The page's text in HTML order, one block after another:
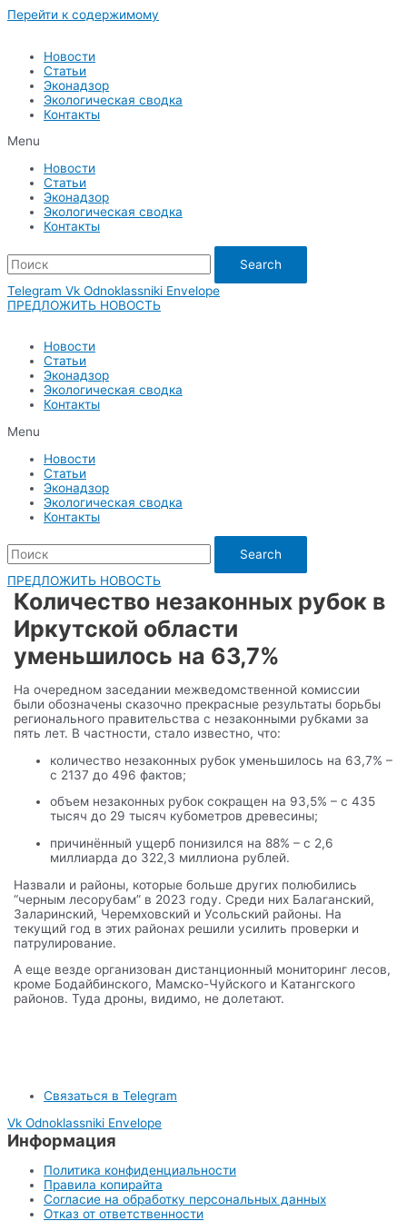
Перейти к содержимому
Новости
Статьи
Эконадзор
Экологическая сводка
Контакты
Menu
Новости
Статьи
Эконадзор
Экологическая сводка
Контакты
Search
Telegram Vk Odnoklassniki Envelope
ПРЕДЛОЖИТЬ НОВОСТЬ
Новости
Статьи
Эконадзор
Экологическая сводка
Контакты
Menu
Новости
Статьи
Эконадзор
Экологическая сводка
Контакты
Search
ПРЕДЛОЖИТЬ НОВОСТЬ
Количество незаконных рубок в
Иркутской области
уменьшилось на 63,7%
На очередном заседании межведомственной комиссии
были обозначены сказочно прекрасные результаты борьбы
регионального правительства с незаконными рубками за
пять лет. В частности, стало известно, что:
количество незаконных рубок уменьшилось на 63,7% –
с 2137 до 496 фактов;
объем незаконных рубок сокращен на 93,5% – с 435
тысяч до 29 тысяч кубометров древесины;
причинённый ущерб понизился на 88% – с 2,6
миллиарда до 322,3 миллиона рублей.
Назвали и районы, которые больше других полюбились
“черным лесорубам” в 2023 году. Среди них Балаганский,
Заларинский, Черемховский и Усольский районы. На
текущий год в этих районах решили усилить проверки и
патрулирование.
А еще везде организован дистанционный мониторинг лесов,
кроме Бодайбинского, Мамско-Чуйского и Катангского
районов. Туда дроны, видимо, не долетают.
Связаться в Telegram
Vk Odnoklassniki Envelope
Информация
Политика конфиденциальности
Правила копирайта
Согласие на обработку персональных данных
Отказ от ответственности